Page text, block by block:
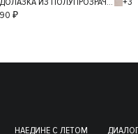
M ₽
НАЕДИНЕ С ЛЕТОМ